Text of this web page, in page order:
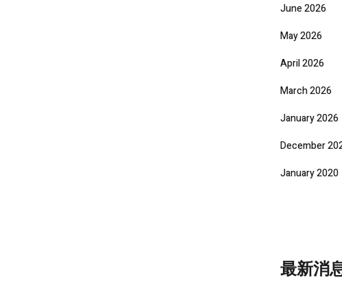
June 2026
May 2026
April 2026
March 2026
January 2026
December
January 2020
最新消